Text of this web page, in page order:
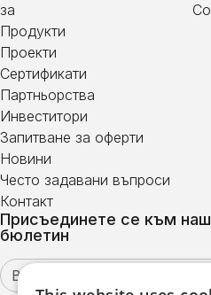
за
Продукти
Проекти
Сертификати
Партньорства
Инвеститори
Запитване за оферти
Новини
Често задавани въпроси
Контакт
Присъединете се към
бюлетин